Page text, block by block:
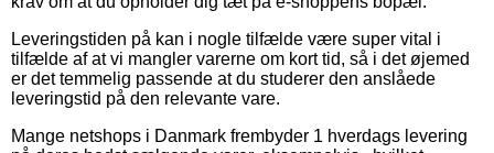
Leveringstiden på kan i nogle tilfælde være super vital i
tilfælde af at vi mangler varerne om kort tid, så i det øjemed
er det temmelig passende at du studerer den anslåede
leveringstid på den relevante vare.
Mange netshops i Danmark frembyder 1 hverdags levering